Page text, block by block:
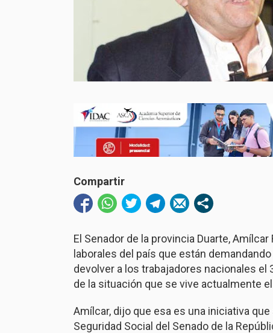
Compartir
El Senador de la provincia Duarte,
laborales del país que están
devolver a los trabajadores nacionales el
de la situación que se vive actualmente
Amílcar, dijo que esa es una iniciativa
Seguridad Social del Senado de la